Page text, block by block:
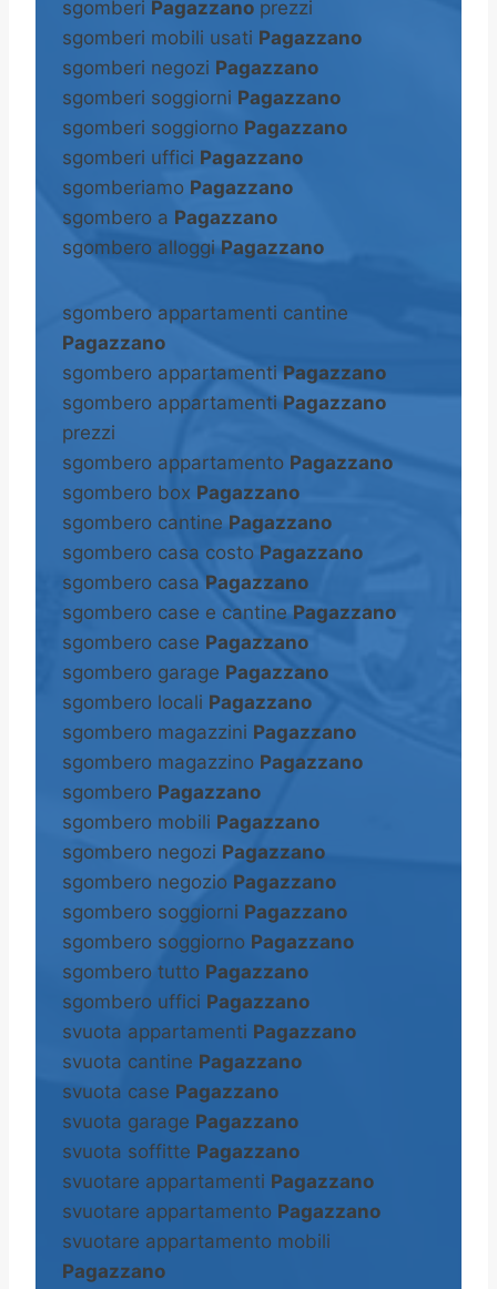
sgomberi Pagazzano prezzi
sgomberi mobili usati Pagazzano
sgomberi negozi Pagazzano
sgomberi soggiorni Pagazzano
sgomberi soggiorno Pagazzano
sgomberi uffici Pagazzano
sgomberiamo Pagazzano
sgombero a Pagazzano
sgombero alloggi Pagazzano
sgombero appartamenti cantine
Pagazzano
sgombero appartamenti Pagazzano
sgombero appartamenti Pagazzano
prezzi
sgombero appartamento Pagazzano
sgombero box Pagazzano
sgombero cantine Pagazzano
sgombero casa costo Pagazzano
sgombero casa Pagazzano
sgombero case e cantine Pagazzano
sgombero case Pagazzano
sgombero garage Pagazzano
sgombero locali Pagazzano
sgombero magazzini Pagazzano
sgombero magazzino Pagazzano
sgombero Pagazzano
sgombero mobili Pagazzano
sgombero negozi Pagazzano
sgombero negozio Pagazzano
sgombero soggiorni Pagazzano
sgombero soggiorno Pagazzano
sgombero tutto Pagazzano
sgombero uffici Pagazzano
svuota appartamenti Pagazzano
svuota cantine Pagazzano
svuota case Pagazzano
svuota garage Pagazzano
svuota soffitte Pagazzano
svuotare appartamenti Pagazzano
svuotare appartamento Pagazzano
svuotare appartamento mobili
Pagazzano